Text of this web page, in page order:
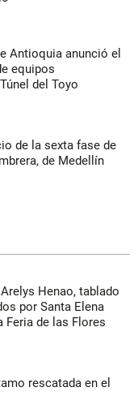
Antioquia anunció el
equipos
del Toyo
de la sexta fase de
de Medellín
Henao, tablado
por Santa Elena
Feria de las Flores
rescatada en el